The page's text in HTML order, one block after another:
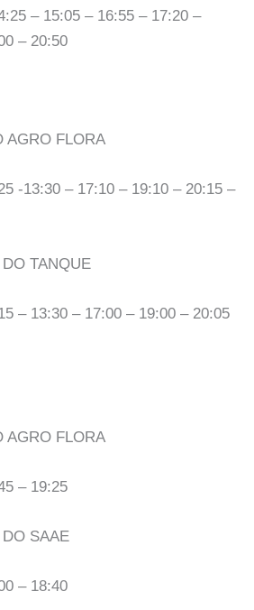
– 15:05 – 16:55 – 17:20 –
– 20:50
AGRO FLORA
-13:30 – 17:10 – 19:10 – 20:15 –
TANQUE
– 13:30 – 17:00 – 19:00 – 20:05
AGRO FLORA
– 19:25
SAAE
– 18:40